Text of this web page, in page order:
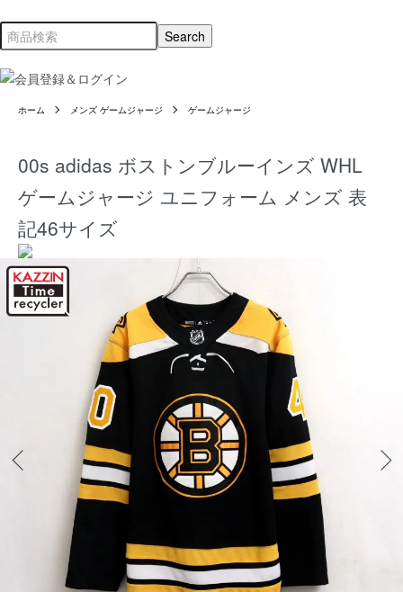
ホーム メンズ ゲームジャージ ゲームジャージ
00s adidas ボストンブルーインズ WHL
ゲームジャージ ユニフォーム メンズ 表
記46サイズ